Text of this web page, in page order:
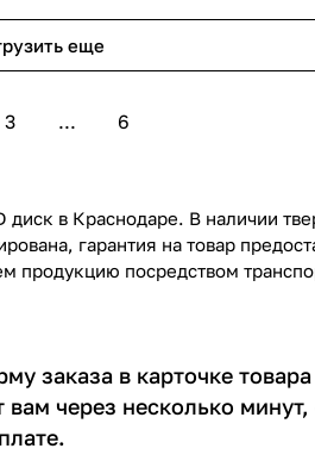
еще
3 ... 6
в Краснодаре. В наличии
гарантия на товар
продукцию посредством
заказа в карточке
через несколько